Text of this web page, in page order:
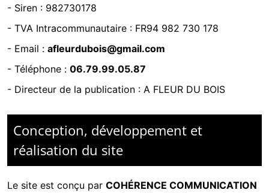
- Siren : 982730178
- TVA Intracommunautaire : FR94 982 730 178
- Email : afleurdubois@gmail.com
- Téléphone : 06.79.99.05.87
- Directeur de la publication : A FLEUR DU BOIS
Conception, développement et
réalisation du site
Le site est conçu par COHÉRENCE COMMUNICATION